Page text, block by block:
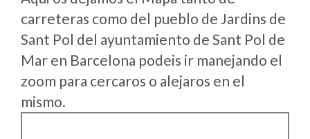
carreteras como del pueblo de Jardins de
Sant Pol del ayuntamiento de Sant Pol de
Mar en Barcelona podeis ir manejando el
zoom para cercaros o alejaros en el
mismo.